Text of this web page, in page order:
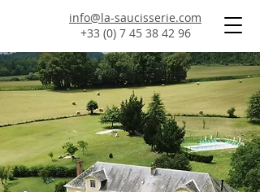
info@la-saucisserie.com
+33 (0) 7 45 38 42 96